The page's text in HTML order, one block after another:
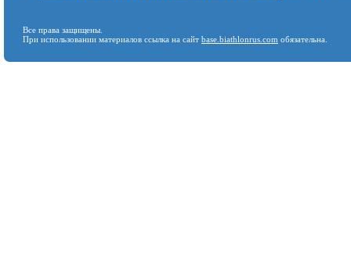
Все права защищены.
При использовании материалов ссылка на сайт base.biathlonrus.com обязательна.